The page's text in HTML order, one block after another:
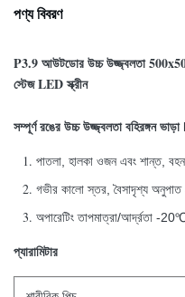
পণ্য বিবরণ
P3.9 আউটডোর উচ্চ উজ্জ্বলতা
স্টেজ LED স্ক্রীন
সম্পূর্ণ রঙের উচ্চ উজ্জ্বলতা বহিরঙ্গন ভাড়া
পাতলা, হালকা ওজন এবং শান্ত,
গভীর কালো স্তর, বৈসাদৃশ্য
অপারেটিং তাপমাত্রা/
প্যারামিটার